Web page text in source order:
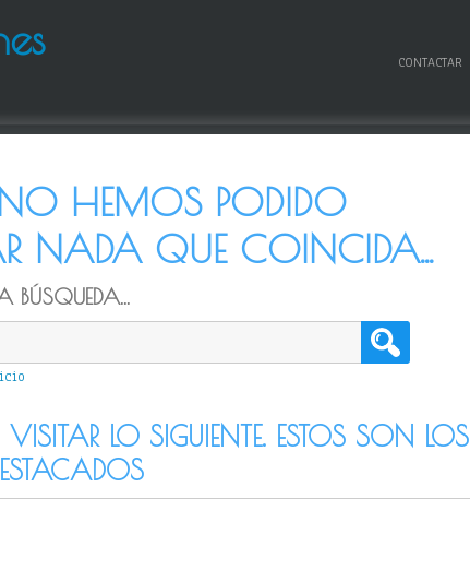
CONTACTAR
NO HEMOS PODIDO
NADA QUE COINCIDA...
BÚSQUEDA...
VISITAR LO SIGUIENTE. ESTOS SON LOS